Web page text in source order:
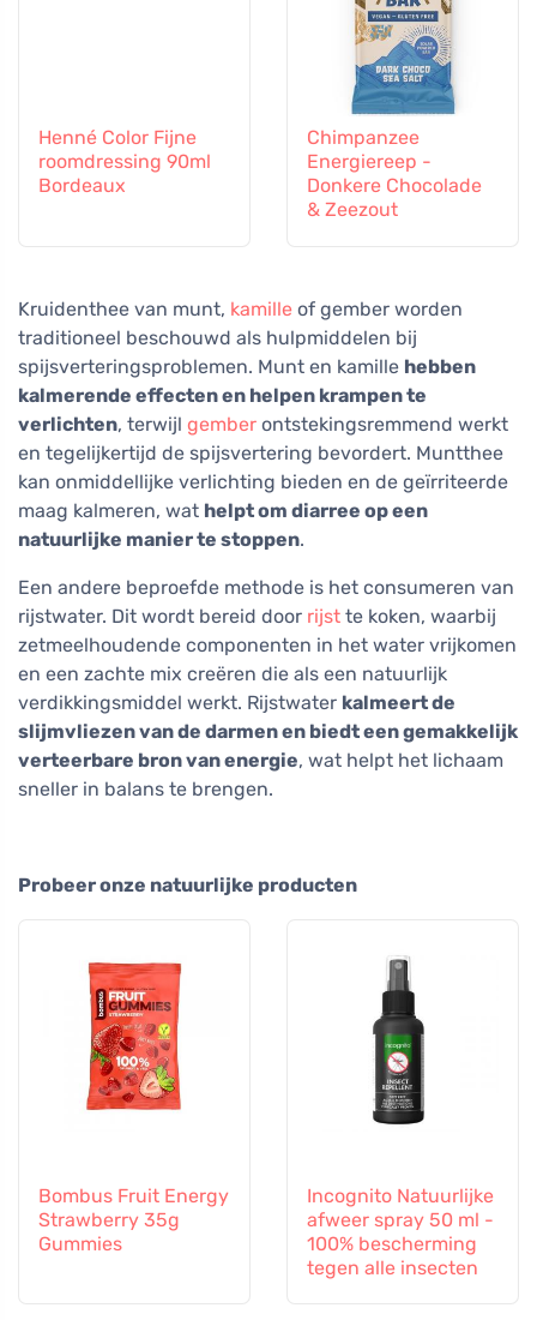
Henné Color Fijne
roomdressing 90ml
Bordeaux
Chimpanzee
Energiereep -
Donkere Chocolade
& Zeezout
Kruidenthee van munt, kamille of gember worden
traditioneel beschouwd als hulpmiddelen bij
spijsverteringsproblemen. Munt en kamille hebben
kalmerende effecten en helpen krampen te
verlichten, terwijl gember ontstekingsremmend werkt
en tegelijkertijd de spijsvertering bevordert. Muntthee
kan onmiddellijke verlichting bieden en de geïrriteerde
maag kalmeren, wat helpt om diarree op een
natuurlijke manier te stoppen.
Een andere beproefde methode is het consumeren van
rijstwater. Dit wordt bereid door rijst te koken, waarbij
zetmeelhoudende componenten in het water vrijkomen
en een zachte mix creëren die als een natuurlijk
verdikkingsmiddel werkt. Rijstwater kalmeert de
slijmvliezen van de darmen en biedt een gemakkelijk
verteerbare bron van energie, wat helpt het lichaam
sneller in balans te brengen.
Probeer onze natuurlijke producten
Bombus Fruit Energy
Strawberry 35g
Gummies
Incognito Natuurlijke
afweer spray 50 ml -
100% bescherming
tegen alle insecten